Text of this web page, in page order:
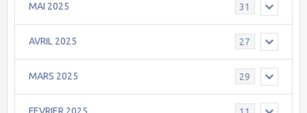
MAI 2025 31
AVRIL 2025 27
MARS 2025 29